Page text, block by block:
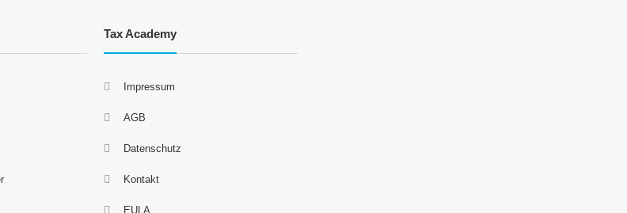
Tax Academy
Impressum
AGB
Datenschutz
Kontakt
EULA